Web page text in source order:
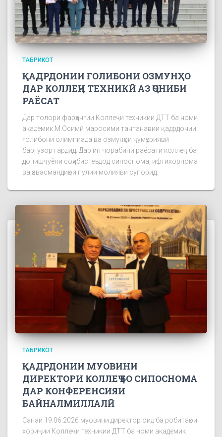
ТАБРИКОТ
ҚАДРДОНИИ ҒОЛИБОНИ ОЗМУНҲО
ДАР КОЛЛЕҶИ ТЕХНИКӢ АЗ ҶОНИБИ
РАЁСАТ
Дар толори фарҳангии Коллеҷи техникии ДТТ ба номи
академик М.Осимӣ маросими тантанавии қадрдонии
ғолибони олимпиада ва озмунҳои ҷумҳуриявӣ
баргузор гардид. Дар ин чорабинӣ раёсати коллеҷ ба
донишҷӯёни соҳибистеъдод сипоснома, ифтихорнома
ва ҳавасмандиҳои пулии молиявӣ супорид.
ТАБРИКОТ
ҚАДРДОНИИ МУОВИНИ
ДИРЕКТОРИ КОЛЛЕҶ БО СИПОСНОМА
ДАР КОНФЕРЕНСИЯИ
БАЙНАЛМИЛЛАЛӢ
Санаи 19.06.2026 муовини директор оид ба робитаҳои
хориҷии Коллеҷи техникии ДТТ ба номи академик